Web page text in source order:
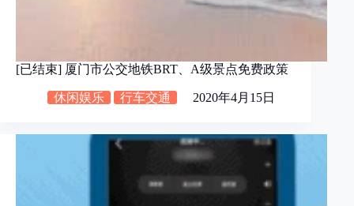
[已结束] 厦门市公交地铁BRT、A级景点免费政策
休闲娱乐 行车交通 2020年4月15日